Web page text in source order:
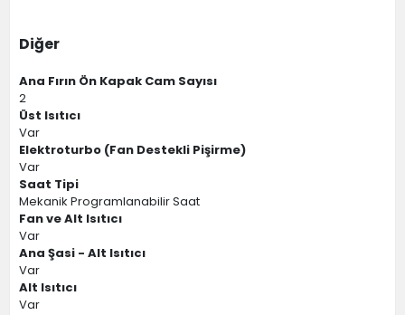
Diğer
Ana Fırın Ön Kapak Cam Sayısı
2
Üst Isıtıcı
Var
Elektroturbo (Fan Destekli Pişirme)
Var
Saat Tipi
Mekanik Programlanabilir Saat
Fan ve Alt Isıtıcı
Var
Ana Şasi - Alt Isıtıcı
Var
Alt Isıtıcı
Var